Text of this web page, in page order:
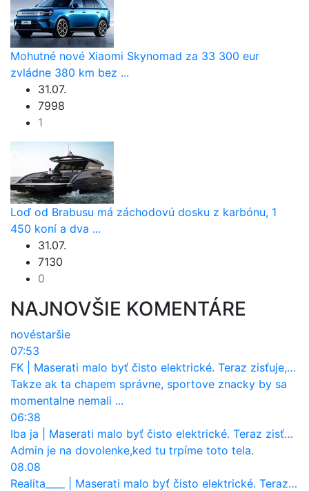
Mohutné nové Xiaomi Skynomad za 33 300 eur
zvládne 380 km bez ...
31.07.
7998
1
Loď od Brabusu má záchodovú dosku z karbónu, 1
450 koní a dva ...
31.07.
7130
0
NAJNOVŠIE KOMENTÁRE
novéstaršie
07:53
FK
Maserati malo byť čisto elektrické. Teraz zisťuje, že potrebuje nový osemvalcový motor
Takze ak ta chapem správne, sportove znacky by sa
momentalne nemali ...
06:38
Iba ja
Maserati malo byť čisto elektrické. Teraz zisťuje, že potrebuje nový osemvalcový motor
Admin je na dovolenke,ked tu trpíme toto tela.
08.08
Realita____
Maserati malo byť čisto elektrické. Teraz zisťuje, že potrebuje nový osemvalcový motor